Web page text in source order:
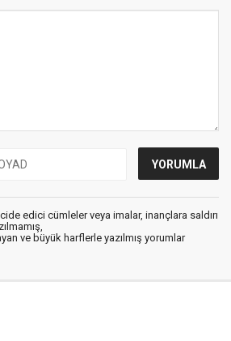
edici cümleler veya imalar, inançlara saldırı
ve büyük harflerle yazılmış yorumlar